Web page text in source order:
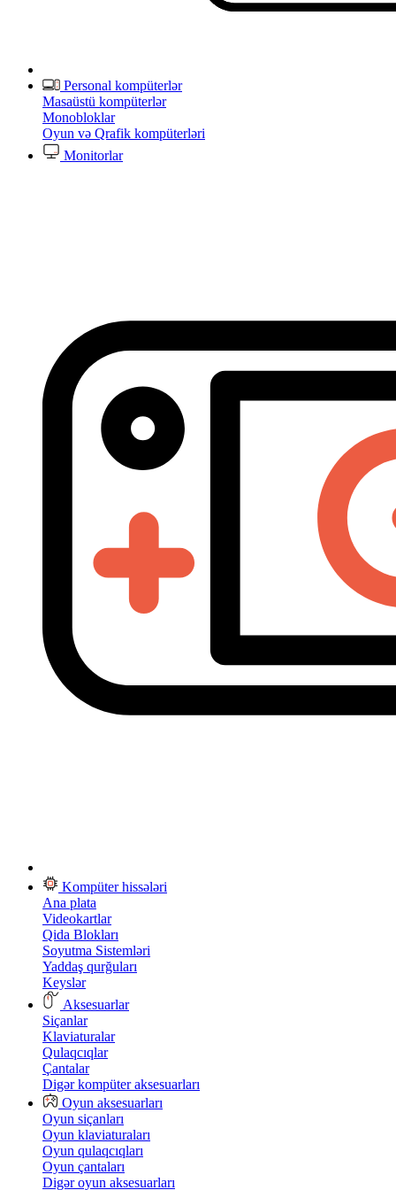
Personal kompüterlər
Masaüstü kompüterlər
Monobloklar
Oyun və Qrafik kompüterləri
Monitorlar
Kompüter hissələri
Ana plata
Videokartlar
Qida Blokları
Soyutma Sistemləri
Yaddaş qurğuları
Keyslər
Aksesuarlar
Siçanlar
Klaviaturalar
Qulaqcıqlar
Çantalar
Digər kompüter aksesuarları
Oyun aksesuarları
Oyun siçanları
Oyun klaviaturaları
Oyun qulaqcıqları
Oyun çantaları
Digər oyun aksesuarları